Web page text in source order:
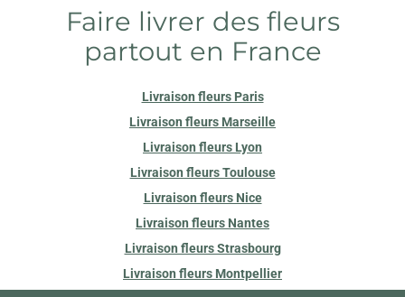
Faire livrer des fleurs
partout en France
Livraison fleurs Paris
Livraison fleurs Marseille
Livraison fleurs Lyon
Livraison fleurs Toulouse
Livraison fleurs Nice
Livraison fleurs Nantes
Livraison fleurs Strasbourg
Livraison fleurs Montpellier